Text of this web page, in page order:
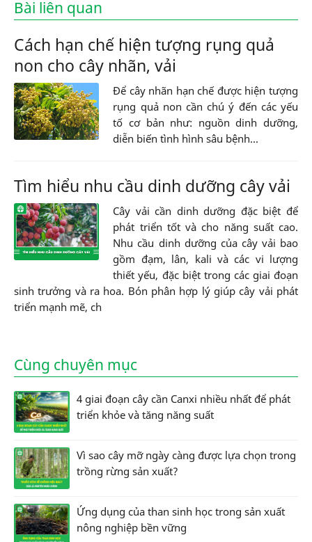
Bài liên quan
Cách hạn chế hiện tượng rụng quả
non cho cây nhãn, vải
Để cây nhãn hạn chế được hiện tượng
rụng quả non cần chú ý đến các yếu
tố cơ bản như: nguồn dinh dưỡng,
diễn biến tình hình sâu bệnh...
Tìm hiểu nhu cầu dinh dưỡng cây vải
Cây vải cần dinh dưỡng đặc biệt để
phát triển tốt và cho năng suất cao.
Nhu cầu dinh dưỡng của cây vải bao
gồm đạm, lân, kali và các vi lượng
thiết yếu, đặc biệt trong các giai đoạn
sinh trưởng và ra hoa. Bón phân hợp lý giúp cây vải phát
triển mạnh mẽ, ch
Cùng chuyên mục
4 giai đoạn cây cần Canxi nhiều nhất để phát
triển khỏe và tăng năng suất
Vì sao cây mỡ ngày càng được lựa chọn trong
trồng rừng sản xuất?
Ứng dụng của than sinh học trong sản xuất
nông nghiệp bền vững